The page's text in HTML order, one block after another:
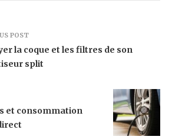
POST
la coque et les filtres de son
split
et consommation